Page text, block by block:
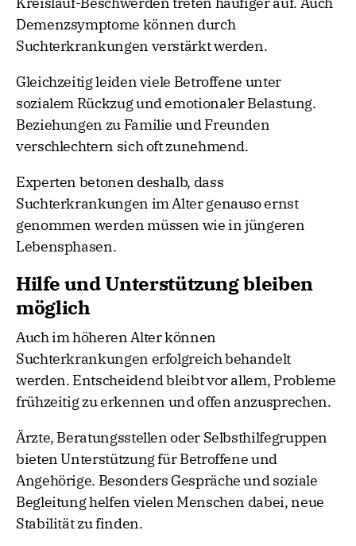
Demenzsymptome können durch
Suchterkrankungen verstärkt werden.
Gleichzeitig leiden viele Betroffene unter
sozialem Rückzug und emotionaler Belastung.
Beziehungen zu Familie und Freunden
verschlechtern sich oft zunehmend.
Experten betonen deshalb, dass
Suchterkrankungen im Alter genauso ernst
genommen werden müssen wie in jüngeren
Lebensphasen.
Hilfe und Unterstützung bleiben
möglich
Auch im höheren Alter können
Suchterkrankungen erfolgreich behandelt
werden. Entscheidend bleibt vor allem, Probleme
frühzeitig zu erkennen und offen anzusprechen.
Ärzte, Beratungsstellen oder Selbsthilfegruppen
bieten Unterstützung für Betroffene und
Angehörige. Besonders Gespräche und soziale
Begleitung helfen vielen Menschen dabei, neue
Stabilität zu finden.